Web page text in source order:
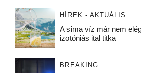
HÍREK - AKTUÁLIS
A sima víz már nem
izotóniás ital titka
BREAKING